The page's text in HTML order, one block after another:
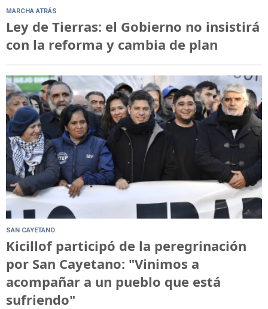
MARCHA ATRÁS
Ley de Tierras: el Gobierno no insistirá
con la reforma y cambia de plan
SAN CAYETANO
Kicillof participó de la peregrinación
por San Cayetano: "Vinimos a
acompañar a un pueblo que está
sufriendo"